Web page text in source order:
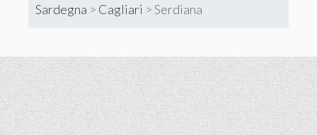
Sardegna > Cagliari >Serdiana